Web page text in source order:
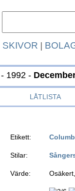
SKIVOR |
- 1992 -
LÅTLISTA
Etikett:
Stilar:
Värde: